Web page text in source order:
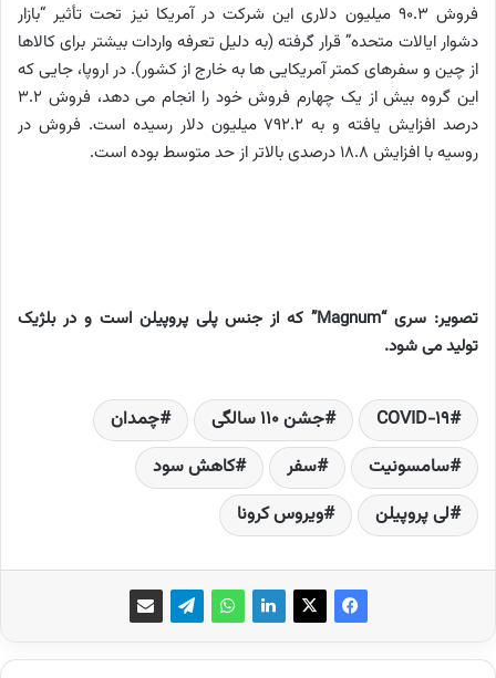
فروش 90.3 میلیون دلاری این شرکت در آمریکا نیز تحت تأثیر “بازار
دشوار ایالات متحده” قرار گرفته (به دلیل تعرفه واردات بیشتر برای کالاها
از چین و سفرهای کمتر آمریکایی ها به خارج از کشور). در اروپا، جایی که
این گروه بیش از یک چهارم فروش خود را انجام می دهد، فروش 3.2
درصد افزایش یافته و به 792.2 میلیون دلار رسیده است. فروش در
روسیه با افزایش 18.8 درصدی بالاتر از حد متوسط ​​بوده است.
تصویر: سری “Magnum” که از جنس پلی پروپیلن است و در بلژیک
تولید می شود.
COVID-19 جشن 110 سالگی
چمدان
سامسونیت
سفر
کاهش سود
لی پروپیلن
ویروس کرونا